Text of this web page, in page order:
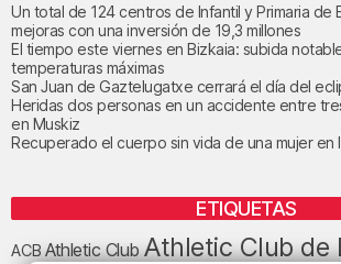
Un total de 124 centros de Infantil y Primaria de
mejoras con una inversión de 19,3 millones
El tiempo este viernes en Bizkaia: subida
temperaturas máximas
San Juan de Gaztelugatxe cerrará el día del
Heridas dos personas en un accidente entre
en Muskiz
Recuperado el cuerpo sin vida de una mujer en
ETIQUETAS
ACBAthletic ClubAthletic Club de